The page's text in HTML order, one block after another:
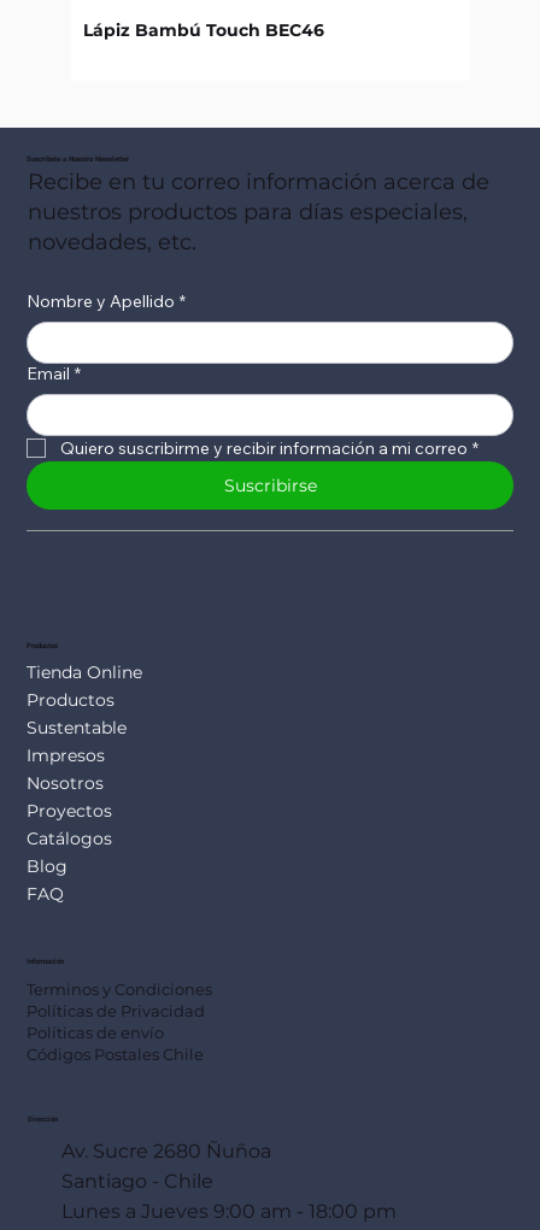
Lápiz Bambú Touch BEC46
Suscribete a Nuestro Newsletter
Recibe en tu correo información acerca de
nuestros productos para días especiales,
novedades, etc.
Nombre y Apellido *
Email *
Quiero suscribirme y recibir información a mi correo *
Suscribirse
Productos
Tienda Online
Productos
Sustentable
Impresos
Nosotros
Proyectos
Catálogos
Blog
FAQ
Información
Terminos y Condiciones
Políticas de Privacidad
Políticas de envío
Códigos Postales Chile
Dirección
Av. Sucre 2680 Ñuñoa
Santiago - Chile
Lunes a Jueves 9:00 am - 18:00 pm